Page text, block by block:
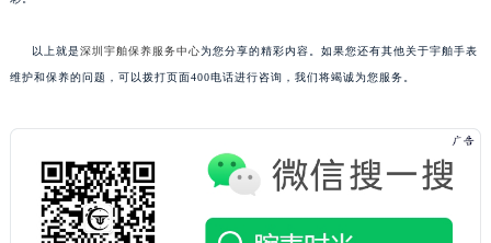
以上就是深圳宇舶保养服务中心为您分享的精彩内容。如果您还有其他关于宇舶手表
维护和保养的问题，可以拨打页面400电话进行咨询，我们将竭诚为您服务。